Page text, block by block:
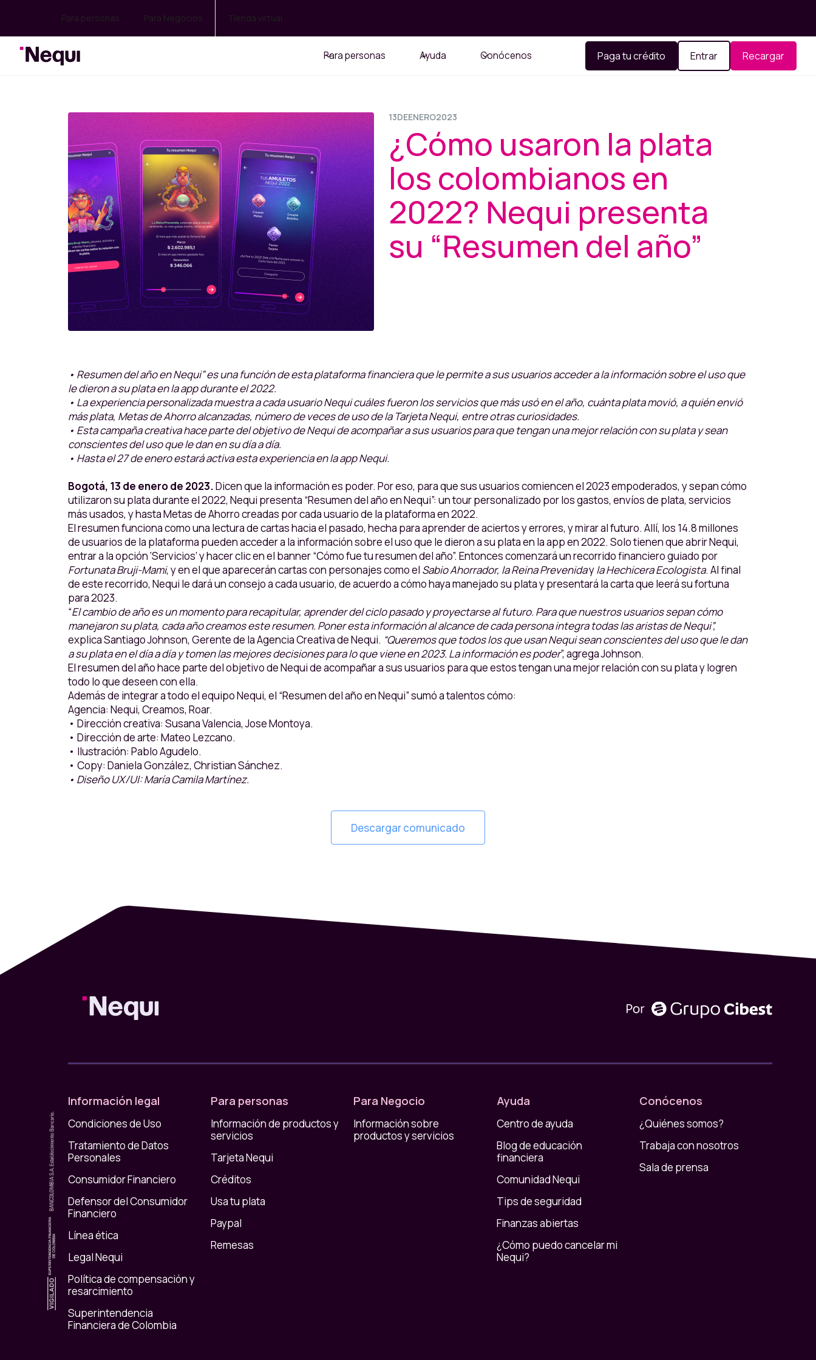
Para personas Para Negocios Tienda virtual
Para personas Ayuda Conócenos Paga tu crédito Entrar Recargar
13DEENERO2023
¿Cómo usaron la plata
los colombianos en
2022? Nequi presenta
su “Resumen del año”
• Resumen del año en Nequi” es una función de esta plataforma financiera que le permite a sus usuarios acceder a la información sobre el uso que
le dieron a su plata en la app durante el 2022.
• La experiencia personalizada muestra a cada usuario Nequi cuáles fueron los servicios que más usó en el año, cuánta plata movió, a quién envió
más plata, Metas de Ahorro alcanzadas, número de veces de uso de la Tarjeta Nequi, entre otras curiosidades.
• Esta campaña creativa hace parte del objetivo de Nequi de acompañar a sus usuarios para que tengan una mejor relación con su plata y sean
conscientes del uso que le dan en su día a día.
• Hasta el 27 de enero estará activa esta experiencia en la app Nequi.
Bogotá, 13 de enero de 2023.Dicenque la información es poder. Por eso, para que sus usuarios comiencen el 2023 empoderados, y sepan cómo
utilizaron su plata durante el 2022, Nequi presenta “Resumen del año en Nequi”: un tour personalizado por los gastos, envíos de plata, servicios
más usados, y hasta Metas de Ahorro creadas por cada usuario de la plataforma en 2022.
El resumen funciona como una lectura de cartas hacia el pasado, hecha para aprender de aciertos y errores, y mirar al futuro. Allí, los 14.8 millones
de usuarios de la plataforma pueden acceder a la información sobre el uso que le dieron a su plata en la app en 2022. Solo tienen que abrir Nequi,
entrar a la opción ‘Servicios’ y hacer clic en el banner “Cómo fue tu resumen del año”. Entonces comenzará un recorrido financiero guiado por
Fortunata Bruji-Mami, y en el que aparecerán cartas con personajes como el Sabio Ahorrador, la Reina Prevenidayla Hechicera Ecologista. Al final
de este recorrido, Nequi le dará un consejo a cada usuario, de acuerdo a cómo haya manejado su plata y presentará la carta que leerá su fortuna
para 2023.
“El cambio de año es un momento para recapitular, aprender del ciclo pasado y proyectarse al futuro. Para que nuestros usuarios sepan cómo
manejaron su plata, cada año creamos este resumen. Poner esta información al alcance de cada persona integra todas las aristas de Nequi”,
explica Santiago Johnson, Gerente de la Agencia Creativa de Nequi. “Queremos que todos los que usan Nequi sean conscientes del uso que le dan
a su plata en el día a día y tomen las mejores decisiones para lo que viene en 2023. La información es poder”, agrega Johnson.
El resumen del año hace parte del objetivo de Nequi de acompañar a sus usuarios para que estos tengan una mejor relación con su plata y logren
todo lo que deseen con ella.
Además de integrar a todo el equipo Nequi, el “Resumen del año en Nequi” sumó a talentos cómo:
Agencia: Nequi, Creamos, Roar.
• Dirección creativa: Susana Valencia, Jose Montoya.
• Dirección de arte: Mateo Lezcano.
• Ilustración: Pablo Agudelo.
• Copy: Daniela González, Christian Sánchez.
• Diseño UX/UI: María Camila Martínez.
Descargar comunicado
Información legal
Condiciones de Uso
Tratamiento de Datos
Personales
Consumidor Financiero
Defensor del Consumidor
Financiero
Línea ética
Legal Nequi
Política de compensación y
resarcimiento
Superintendencia
Financiera de Colombia
Para personas
Información de productos y
servicios
Tarjeta Nequi
Créditos
Usa tu plata
Paypal
Remesas
Para Negocio
Información sobre
productos y servicios
Ayuda
Centro de ayuda
Blog de educación
financiera
Comunidad Nequi
Tips de seguridad
Finanzas abiertas
¿Cómo puedo cancelar mi
Nequi?
Conócenos
¿Quiénes somos?
Trabaja con nosotros
Sala de prensa